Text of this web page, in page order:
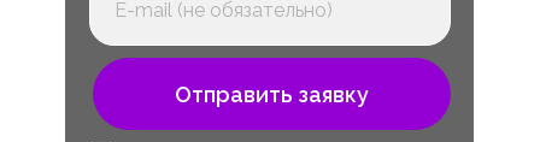
Отправить заявку